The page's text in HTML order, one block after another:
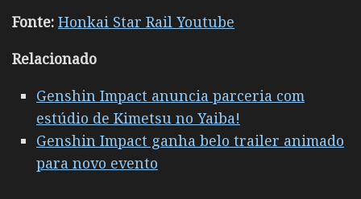
Fonte: Honkai Star Rail Youtube
Relacionado
Genshin Impact anuncia parceria com
estúdio de Kimetsu no Yaiba!
Genshin Impact ganha belo trailer animado
para novo evento